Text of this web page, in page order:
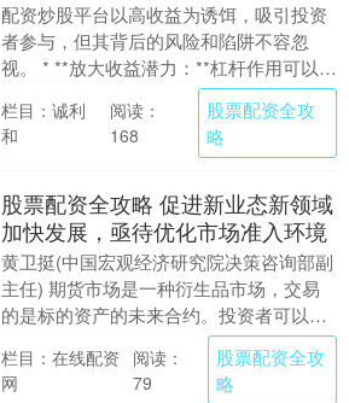
配资炒股平台以高收益为诱饵，吸引投资
者参与，但其背后的风险和陷阱不容忽
视。 * **放大收益潜力：**杠杆作用可以放
大投资者的收益，让他们获得比仅靠自有
资金所能....
栏目：诚利
和
阅读：
168
股票配资全攻
略
股票配资全攻略 促进新业态新领域
加快发展，亟待优化市场准入环境
黄卫挺(中国宏观经济研究院决策咨询部副
主任) 期货市场是一种衍生品市场，交易
的是标的资产的未来合约。投资者可以通
过期货交易参与各种资产的交易，包括商
品、金融衍生....
栏目：在线配资
网
阅读：
79
股票配资全攻
略